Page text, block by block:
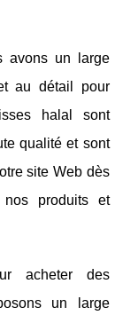
avons un large
au détail pour
halal sont
qualité et sont
site Web dès
produits et
acheter des
un large